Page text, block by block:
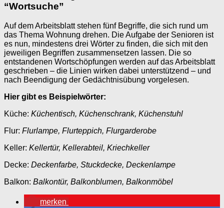
“Wortsuche”
Auf dem Arbeitsblatt stehen fünf Begriffe, die sich rund um
das Thema Wohnung drehen. Die Aufgabe der Senioren ist
es nun, mindestens drei Wörter zu finden, die sich mit den
jeweiligen Begriffen zusammensetzen lassen. Die so
entstandenen Wortschöpfungen werden auf das Arbeitsblatt
geschrieben – die Linien wirken dabei unterstützend – und
nach Beendigung der Gedächtnisübung vorgelesen.
Hier gibt es Beispielwörter:
Küche: Küchentisch, Küchenschrank, Küchenstuhl
Flur: Flurlampe, Flurteppich, Flurgarderobe
Keller: Kellertür, Kellerabteil, Kriechkeller
Decke: Deckenfarbe, Stuckdecke, Deckenlampe
Balkon: Balkontür, Balkonblumen, Balkonmöbel
merken